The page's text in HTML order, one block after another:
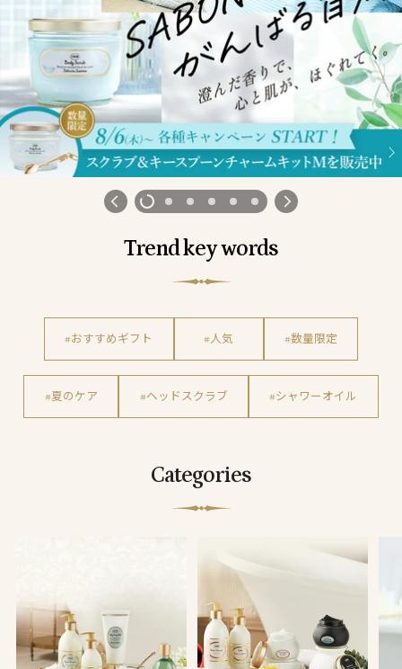
Trend key words
#おすすめギフト #人気 #数量限定
#夏のケア #ヘッドスクラブ #シャワーオイル
Categories